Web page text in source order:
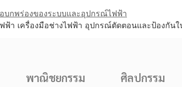
ฟ้า เครื่องมือช่างไฟฟ้า อุปกรณ์ตัดตอนและป้องกัน
พาณิชยกรรม ศิลปกรรม